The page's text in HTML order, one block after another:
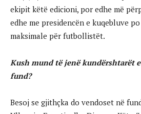
ekipit këtë edicioni, por edhe më
edhe me presidencën e kuqebluve
maksimale për futbollistët.
Kush mund të jenë kundërshtarët
fund?
Besoj se gjithçka do vendoset në